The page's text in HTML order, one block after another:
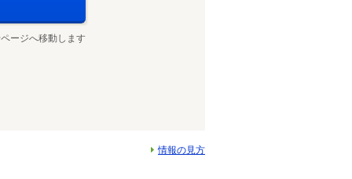
ージへ移動します
情報の見方